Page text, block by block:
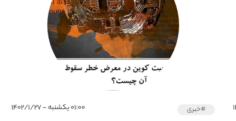
#خبری ۰۱:۰۰ یکشنبه - ۱۴۰۲/۱/۲۷